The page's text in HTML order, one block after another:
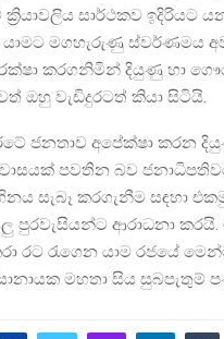
සාර්ථකව ඉදිරියට
යාමට මගහැරුණු ස්වර්ණමය
කරගනිමින් දියුණු හා
ඔහු වැඩිදුරටත් කියා සිටියි.
ජනතාව අපේක්ෂා කරන
පවතින බව
සැබෑ කරගැනීම සඳහා
පුරවැසියන්ට ආරාධනා
රට රැගෙන යාම රජයේ
මහතා සිය